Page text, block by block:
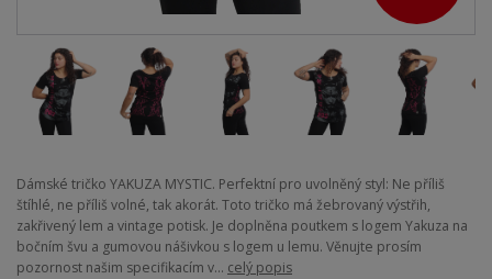
Dámské tričko YAKUZA MYSTIC. Perfektní pro uvolněný styl: Ne příliš
štíhlé, ne příliš volné, tak akorát. Toto tričko má žebrovaný výstřih,
zakřivený lem a vintage potisk. Je doplněna poutkem s logem Yakuza na
bočním švu a gumovou nášivkou s logem u lemu. Věnujte prosím
pozornost našim specifikacím v... celý popis